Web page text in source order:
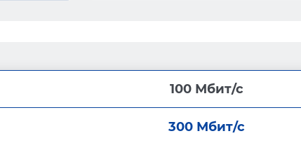
100 Мбит/с
300 Мбит/с